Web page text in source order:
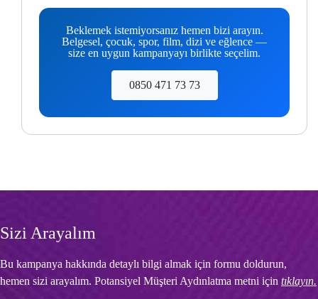
Beklemek istemiyorsanız hemen bizi arayın.
Belgesel, çocuk, spor, film, dizi ve eğlence —
size en uygun kampanyayı birlikte seçelim.
0850 471 73 73
Sizi Arayalım
Bu kampanya hakkında detaylı bilgi almak için formu doldurun,
hemen sizi arayalım. Potansiyel Müşteri Aydınlatma metni için tıklayın.